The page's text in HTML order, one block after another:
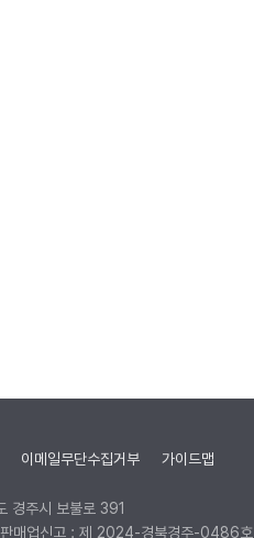
이메일무단수집거부 가이드맵
경주시 보불로 391
판매업신고 : 제 2024-경북경주-0486호